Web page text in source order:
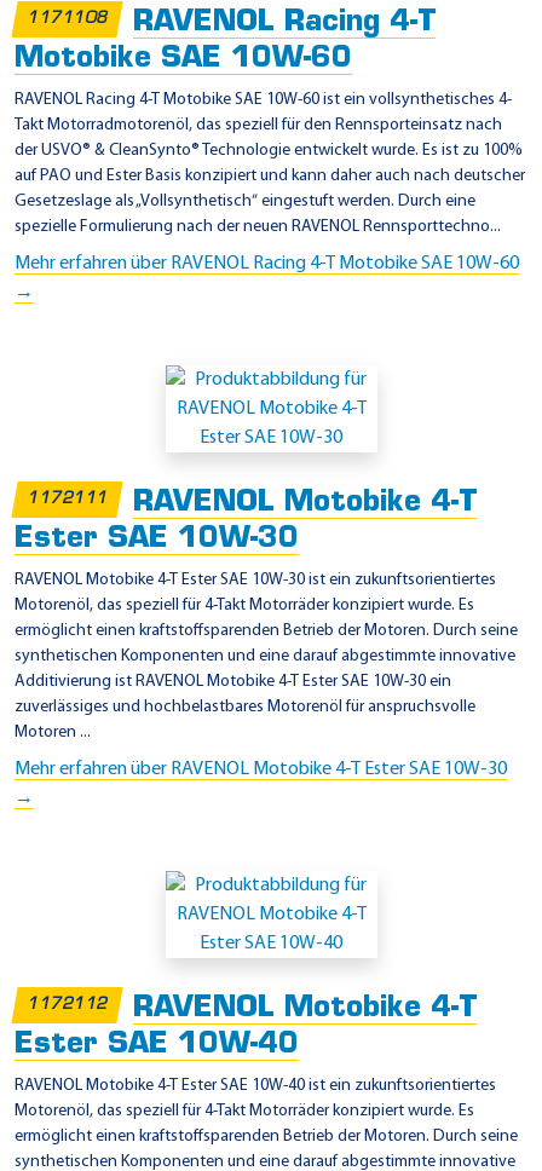
1171108
RAVENOL Racing 4-T
Motobike SAE 10W-60
RAVENOL Racing 4-T Motobike SAE 10W-60 ist ein vollsynthetisches 4-
Takt Motorradmotorenöl, das speziell für den Rennsporteinsatz nach
der USVO® & CleanSynto® Technologie entwickelt wurde. Es ist zu 100%
auf PAO und Ester Basis konzipiert und kann daher auch nach deutscher
Gesetzeslage als „Vollsynthetisch“ eingestuft werden. Durch eine
spezielle Formulierung nach der neuen RAVENOL Rennsporttechno...
Mehr erfahren über RAVENOL Racing 4-T Motobike SAE 10W-60
→
1172111
RAVENOL Motobike 4-T
Ester SAE 10W-30
RAVENOL Motobike 4-T Ester SAE 10W-30 ist ein zukunftsorientiertes
Motorenöl, das speziell für 4-Takt Motorräder konzipiert wurde. Es
ermöglicht einen kraftstoffsparenden Betrieb der Motoren. Durch seine
synthetischen Komponenten und eine darauf abgestimmte innovative
Additivierung ist RAVENOL Motobike 4-T Ester SAE 10W-30 ein
zuverlässiges und hochbelastbares Motorenöl für anspruchsvolle
Motoren ...
Mehr erfahren über RAVENOL Motobike 4-T Ester SAE 10W-30
→
1172112
RAVENOL Motobike 4-T
Ester SAE 10W-40
RAVENOL Motobike 4-T Ester SAE 10W-40 ist ein zukunftsorientiertes
Motorenöl, das speziell für 4-Takt Motorräder konzipiert wurde. Es
ermöglicht einen kraftstoffsparenden Betrieb der Motoren. Durch seine
synthetischen Komponenten und eine darauf abgestimmte innovative